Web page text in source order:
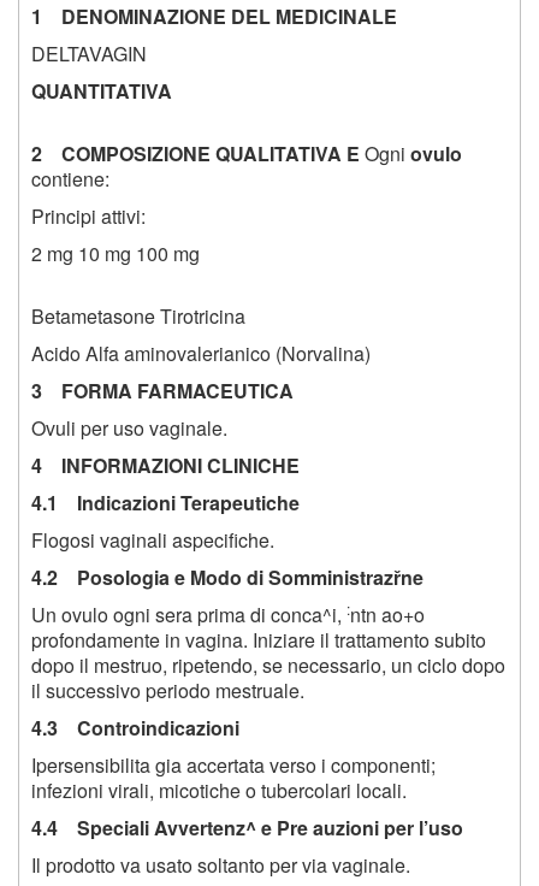
1 DENOMINAZIONE DEL MEDICINALE
DELTAVAGIN
QUANTITATIVA
2 COMPOSIZIONE QUALITATIVA E Ogni ovulo
contiene:
Principi attivi:
2 mg 10 mg 100 mg
Betametasone Tirotricina
Acido Alfa aminovalerianico (Norvalina)
3 FORMA FARMACEUTICA
Ovuli per uso vaginale.
4 INFORMAZIONI CLINICHE
4.1 Indicazioni Terapeutiche
Flogosi vaginali aspecifiche.
4.2 Posologia e Modo di Somministrazřne
Un ovulo ogni sera prima di conca^i, :ntn ao+o
profondamente in vagina. Iniziare il trattamento subito
dopo il mestruo, ripetendo, se necessario, un ciclo dopo
il successivo periodo mestruale.
4.3 Controindicazioni
Ipersensibilita gia accertata verso i componenti;
infezioni virali, micotiche o tubercolari locali.
4.4 Speciali Avvertenz^ e Pre auzioni per l’uso
Il prodotto va usato soltanto per via vaginale.